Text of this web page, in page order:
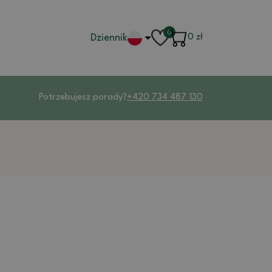
Dziennik 0
0 zł
Potrzebujesz porady?+420 734 487 130